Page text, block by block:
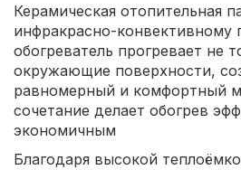
Керамическая отопительная
инфракрасно-конвективному
обогреватель прогревает не
окружающие поверхности,
равномерный и комфортный
сочетание делает обогрев
экономичным
Благодаря высокой